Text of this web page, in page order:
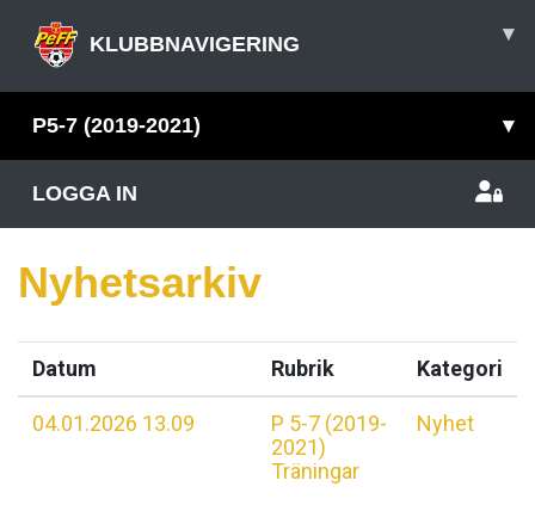
KLUBBNAVIGERING ▾
P5-7 (2019-2021) ▾
LOGGA IN
Nyhetsarkiv
Datum Rubrik Kategori
04.01.2026 13.09
P 5-7 (2019-
2021)
Träningar
Nyhet